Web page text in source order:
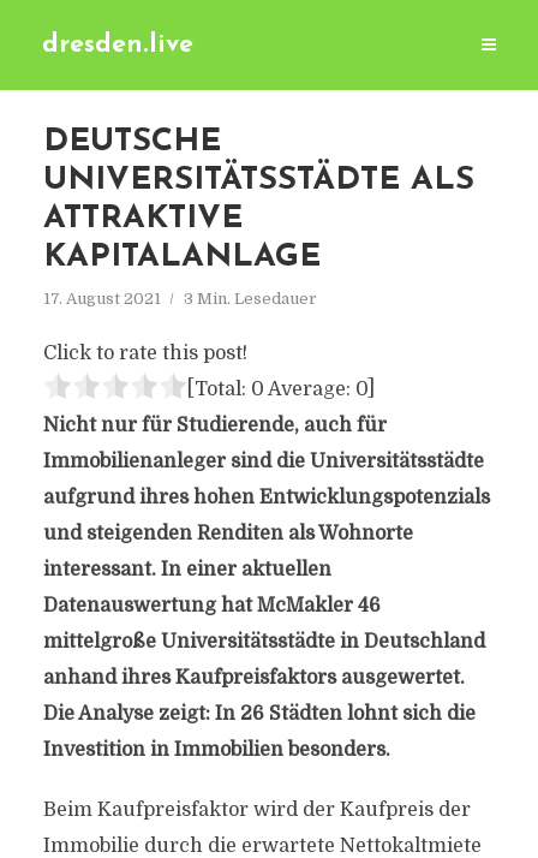
dresden.live
DEUTSCHE
UNIVERSITÄTSSTÄDTE ALS
ATTRAKTIVE
KAPITALANLAGE
17. August 2021 3 Min. Lesedauer
Click to rate this post!
[Total: 0 Average: 0]
Nicht nur für Studierende, auch für
Immobilienanleger sind die Universitätsstädte
aufgrund ihres hohen Entwicklungspotenzials
und steigenden Renditen als Wohnorte
interessant. In einer aktuellen
Datenauswertung hat McMakler 46
mittelgroße Universitätsstädte in Deutschland
anhand ihres Kaufpreisfaktors ausgewertet.
Die Analyse zeigt: In 26 Städten lohnt sich die
Investition in Immobilien besonders.
Beim Kaufpreisfaktor wird der Kaufpreis der
Immobilie durch die erwartete Nettokaltmiete